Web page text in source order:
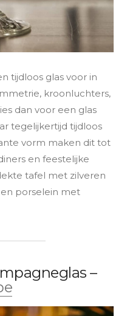
tijdloos glas voor in
kroonluchters,
dan voor een glas
tegelijkertijd tijdloos
vorm maken dit tot
en feestelijke
tafel met zilveren
porselein met
–